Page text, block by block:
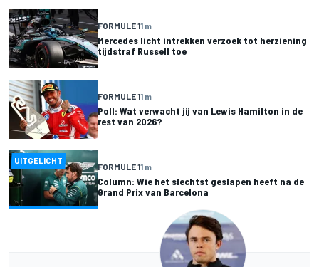
FORMULE 11 m
Mercedes licht intrekken verzoek tot herziening
tijdstraf Russell toe
FORMULE 11 m
Poll: Wat verwacht jij van Lewis Hamilton in de
rest van 2026?
UITGELICHT
FORMULE 11 m
Column: Wie het slechtst geslapen heeft na de
Grand Prix van Barcelona